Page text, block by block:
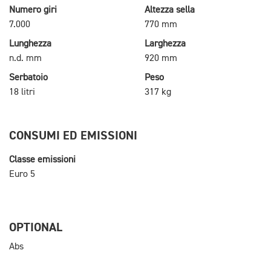
Numero giri
7.000
Altezza sella
770 mm
Lunghezza
n.d. mm
Larghezza
920 mm
Serbatoio
18 litri
Peso
317 kg
CONSUMI ED EMISSIONI
Classe emissioni
Euro 5
OPTIONAL
Abs